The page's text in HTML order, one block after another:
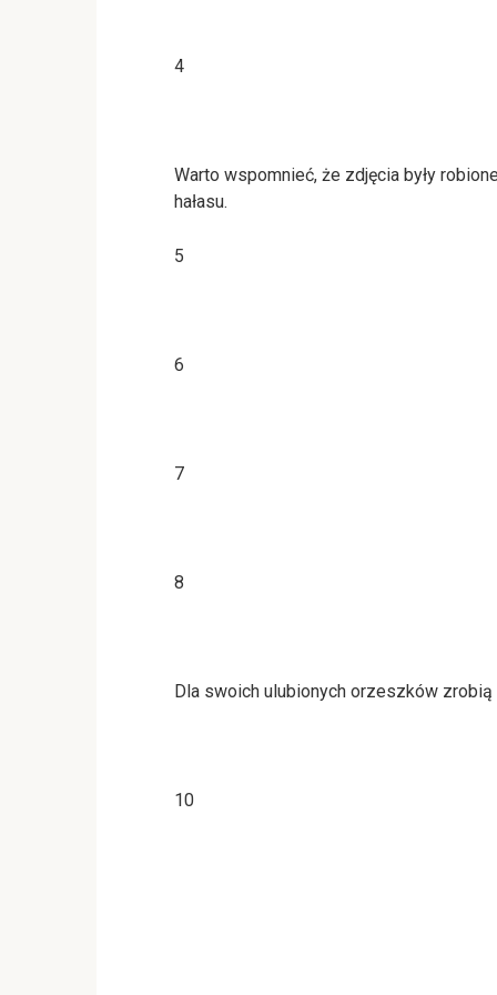
4
Warto wspomnieć, że zdjęcia były
hałasu.
5
6
7
8
Dla swoich ulubionych orzeszków
10